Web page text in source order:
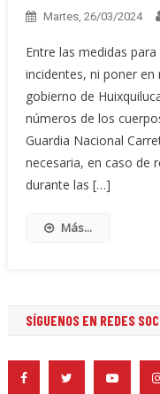
Martes, 26/03/2024
Entre las medidas
incidentes, ni poner en
gobierno de
números de los
Guardia Nacional
necesaria, en caso de
durante las […]
Más...
SÍGUENOS EN REDES